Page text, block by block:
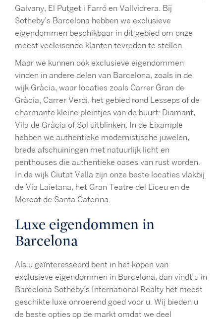
Galvany, El Putget i Farró en Vallvidrera. Bij
Sotheby’s Barcelona hebben we exclusieve
eigendommen beschikbaar in dit gebied om onze
meest veeleisende klanten tevreden te stellen.
Maar we kunnen ook exclusieve eigendommen
vinden in andere delen van Barcelona, zoals in de
wijk Gràcia, waar locaties zoals Carrer Gran de
Gràcia, Carrer Verdi, het gebied rond Lesseps of de
charmante kleine pleintjes van de buurt: Diamant,
Vila de Gràcia of Sol uitblinken. In de Eixample
hebben we authentieke modernistische juwelen,
brede afschuiningen met natuurlijk licht en
penthouses die authentieke oases van rust worden.
In de wijk Ciutat Vella zijn onze beste locaties vlakbij
de Via Laietana, het Gran Teatre del Liceu en de
Mercat de Santa Caterina.
Luxe eigendommen in
Barcelona
Als u geïnteresseerd bent in het kopen van
exclusieve eigendommen in Barcelona, dan vindt u in
Barcelona Sotheby’s International Realty het meest
geschikte luxe onroerend goed voor u. Wij bieden u
de beste opties op de markt omdat we deel